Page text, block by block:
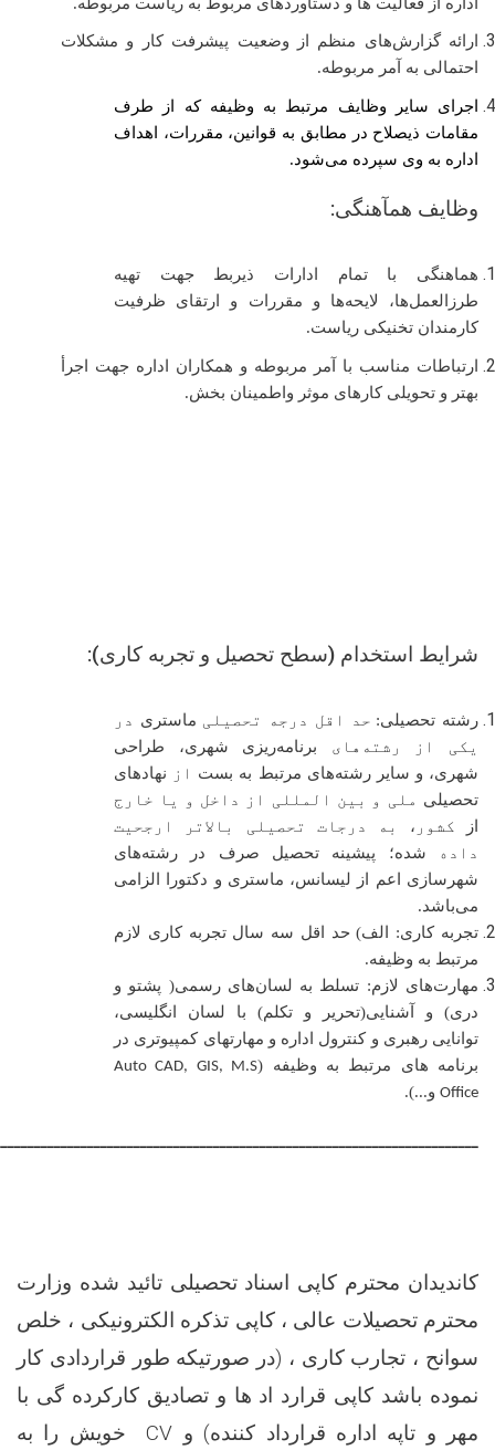
ارائه گزارش‌های منظم از وضعیت پیشرفت کار و مشکلات
احتمالی به آمر مربوطه.
اجرای سایر وظایف مرتبط به وظیفه که از طرف
مقامات ذیصلاح در مطابق به قوانین، مقررات، اهداف
اداره به وی سپرده می‌شود.
وظایف همآهنگی:
هماهنگی با تمام ادارات ذیربط جهت تهیه
طرزالعمل‌ها، لایحه‌ها و مقررات و ارتقای ظرفیت
کارمندان تخنیکی ریاست.
ارتباطات مناسب با آمر مربوطه و همکاران اداره جهت اجرأ
بهتر و تحویلی کارهای موثر واطمینان بخش.
شرایط استخدام (سطح تحصیل و تجربه کاری):
رشته تحصیلی: حد اقل درجه تحصیلی ماستری در
یکی از رشته های برنامه‌ریزی شهری، طراحی
شهری، و سایر رشته‌های مرتبط به بست
از نهادهای
تحصیلی ملی و بین المللی از داخل و
یا خارج
از
کشور ، به درجات تحصیلی بالاتر ارجحیت
داده شده؛ پیشینه تحصیل صرف در رشته‌های
شهرسازی اعم از لیسانس، ماستری و دکتورا الزامی
می‌باشد.
تجربه کاری:
الف) حد اقل سه سال تجربه کاری لازم
مرتبط به وظیفه.
مهارت‌های لازم: تسلط به لسان‌های رسمی( پشتو و
دری) و آشنایی(تحریر و تکلم) با لسان انگلیسی،
توانایی رهبری و کنترول اداره و مهارتهای کمپیوتری در
برنامه های مرتبط به وظیفه (Auto CAD, GIS, M.S
Office و...).
کاندیدان محترم کاپی اسناد تحصیلی تائید شده وزارت
محترم تحصیلات عالی ، کاپی تذکره الکترونیکی ، خلص
سوانح ، تجارب کاری ، (در صورتیکه طور قراردادی کار
نموده باشد کاپی قرارد اد ها و تصادیق کارکرده گی با
مهر و تاپه اداره قرارداد کننده) و CVخویش را به